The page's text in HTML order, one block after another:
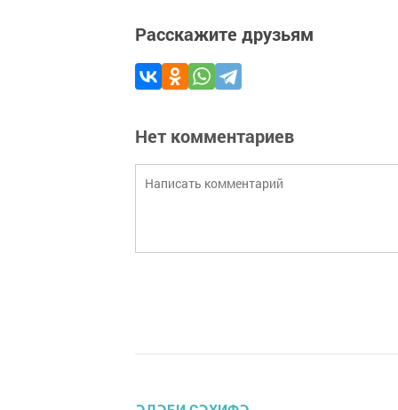
Расскажите друзьям
Нет комментариев